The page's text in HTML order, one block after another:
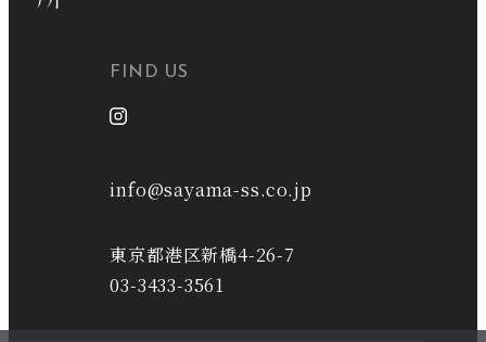
FIND US
info@sayama-ss.co.jp
東京都港区新橋4-26-7
03-3433-3561